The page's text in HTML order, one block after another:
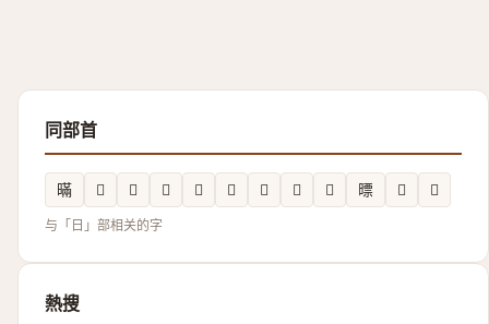
同部首
暪 𰕺 𭦩 𭥫 𣋐 𬀳 𱢎 𲥊 𭦒 㬓 𣇟 𣈂
与「日」部相关的字
熱搜